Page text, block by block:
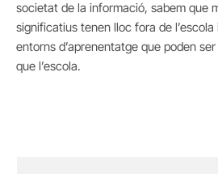
societat de la informació, sabem que
significatius tenen lloc fora de
entorns d’aprenentatge que poden
que l’escola.